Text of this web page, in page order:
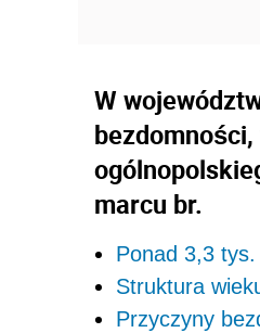
W
marcu br.
Ponad 3,3
Struktura
Przyczyny